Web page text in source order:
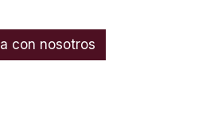
con nosotros